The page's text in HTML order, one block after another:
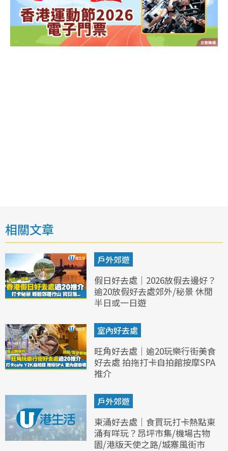
相關文章
戶外郊遊
假日好去處｜2026放假去邊好？
逾20放假好去處郊外/秘景 休閒
半日或一日遊
室內好去處
旺角好去處｜逾20玩樂行街美食
好去處 拍拖打卡自拍館按摩SPA
推介
戶外郊遊
東涌好去處｜食買玩打卡熱點東
涌有咩玩？昂坪市集/機場古物
園/港版天使之路/城寨風街市